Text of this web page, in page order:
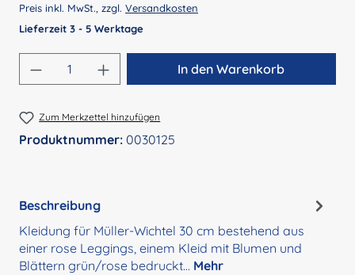
Preis inkl. MwSt., zzgl. Versandkosten
Lieferzeit 3 - 5 Werktage
Produkt Anzahl: Gib den gewünschten
In den Warenkorb
Zum Merkzettel hinzufügen
Produktnummer: 0030125
Beschreibung
Kleidung für Müller-Wichtel 30 cm bestehend aus
einer rose Leggings, einem Kleid mit Blumen und
Blättern grün/rose bedruckt… Mehr